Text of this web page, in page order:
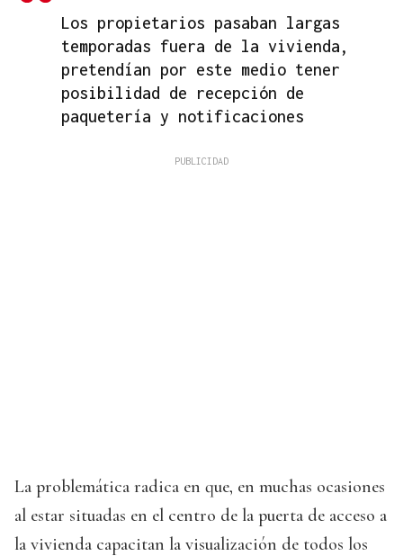
Los propietarios pasaban largas
temporadas fuera de la vivienda,
pretendían por este medio tener
posibilidad de recepción de
paquetería y notificaciones
La problemática radica en que, en muchas ocasiones
al estar situadas en el centro de la puerta de acceso a
la vivienda capacitan la visualización de todos los